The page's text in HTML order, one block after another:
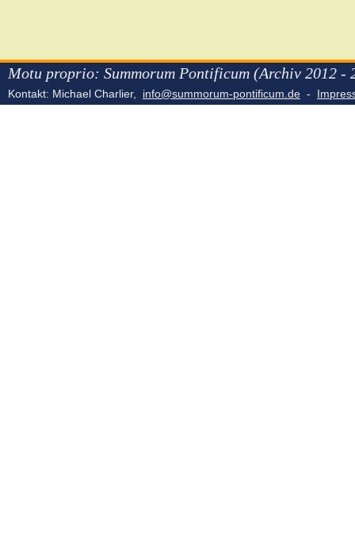
Motu proprio: Summorum Pontificum (Archiv 2012 -
Kontakt: Michael Charlier, info@summorum-pontificum.de -